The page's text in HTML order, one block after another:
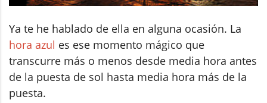
Ya te he hablado de ella en alguna ocasión. La
hora azul es ese momento mágico que
transcurre más o menos desde media hora antes
de la puesta de sol hasta media hora más de la
puesta.